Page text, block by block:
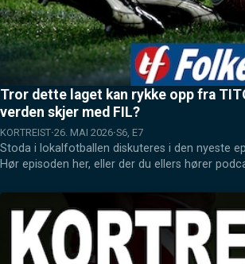
Tror dette laget kan rykke opp fra
verden skjer med FIL?
KORTREIST 26. MAI 2026 S6, E7
Stoda i lokalfotballen diskuteres i den nyeste
Hør episoden her, eller der du ellers hører